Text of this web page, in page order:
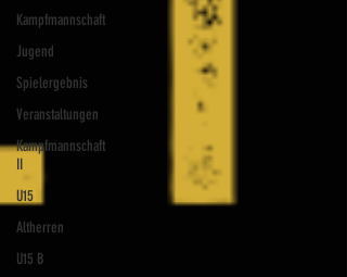
Kampfmannschaft
Jugend
Spielergebnis
Veranstaltungen
Kampfmannschaft
II
U15
Altherren
U15 B